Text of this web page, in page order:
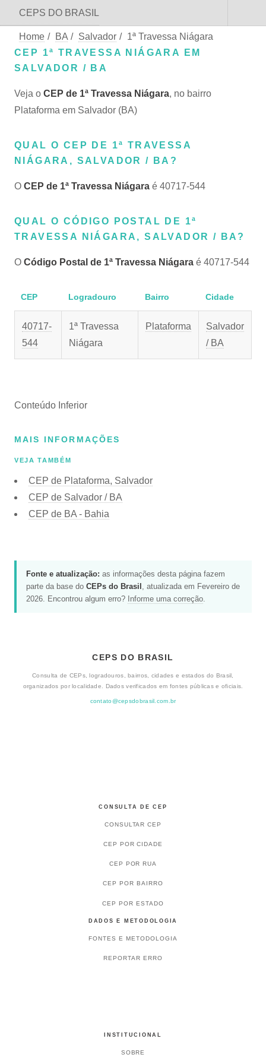
CEPS DO BRASIL
Home / BA / Salvador / 1ª Travessa Niágara
CEP 1ª TRAVESSA NIÁGARA EM
SALVADOR / BA
Veja o CEP de 1ª Travessa Niágara, no bairro
Plataforma em Salvador (BA)
QUAL O CEP DE 1ª TRAVESSA
NIÁGARA, SALVADOR / BA?
O CEP de 1ª Travessa Niágara é 40717-544
QUAL O CÓDIGO POSTAL DE 1ª
TRAVESSA NIÁGARA, SALVADOR / BA?
O Código Postal de 1ª Travessa Niágara é 40717-544
CEP Logradouro Bairro Cidade
40717-
544
1ª Travessa
Niágara
Plataforma
Salvador
/ BA
Conteúdo Inferior
MAIS INFORMAÇÕES
VEJA TAMBÉM
CEP de Plataforma, Salvador
CEP de Salvador / BA
CEP de BA - Bahia
Fonte e atualização: as informações desta página fazem
parte da base do CEPs do Brasil , atualizada em Fevereiro de
2026. Encontrou algum erro? Informe uma correção.
CEPS DO BRASIL
Consulta de CEPs, logradouros, bairros, cidades e estados do Brasil,
organizados por localidade. Dados verificados em fontes públicas e oficiais.
contato@cepsdobrasil.com.br
CONSULTA DE CEP
CONSULTAR CEP
CEP POR CIDADE
CEP POR RUA
CEP POR BAIRRO
CEP POR ESTADO
DADOS E METODOLOGIA
FONTES E METODOLOGIA
REPORTAR ERRO
INSTITUCIONAL
SOBRE